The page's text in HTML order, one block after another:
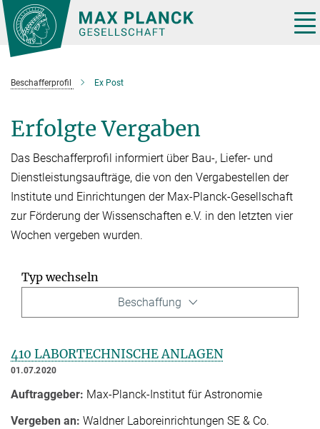
Hauptinhalt
Beschafferprofil Ex Post
Erfolgte Vergaben
Das Beschafferprofil informiert über Bau-, Liefer- und
Dienstleistungsaufträge, die von den Vergabestellen der
Institute und Einrichtungen der Max-Planck-Gesellschaft
zur Förderung der Wissenschaften e.V. in den letzten vier
Wochen vergeben wurden.
Typ wechseln
Beschaffung
410 LABORTECHNISCHE ANLAGEN
01.07.2020
Auftraggeber: Max-Planck-Institut für Astronomie
Vergeben an: Waldner Laboreinrichtungen SE & Co.